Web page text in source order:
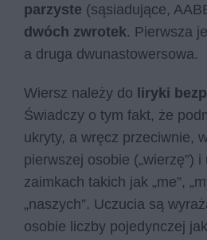
parzyste (sąsiadujące,
dwóch zwrotek. Pierwsza
a druga dwunastowersowa.
Wiersz należy do liryki
Świadczy o tym fakt, że
ukryty, a wręcz przeciwnie,
pierwszej osobie („wie­rzę”)
zaimkach takich jak „me”,
„naszych”. Uczucia są
osobie liczby pojedynczej